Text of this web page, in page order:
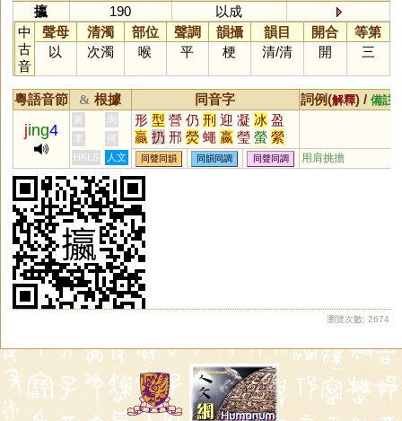
攍
190
以成
中
古
音
聲母 清濁 部位 聲調 韻攝 韻目 開合
等第
以
次濁 喉 平 梗 清/清 開 三
粵語音節 & 根據 同音字 詞例(解釋) / 備註
jing4
黃 周 形 型 營 仍 刑 迎 凝 冰 盈
贏 扔 邢 熒 蠅 嬴 瑩 螢 縈
滎 瀛 楹 硎 嶸 塋 陘 艿 瀅
籯 礽 侀 娙 陾 鉶 濴 謍 鎣
李
何
HKLS
人文 同聲同韻 同韻同調 同聲同調 用肩挑擔
瀏覽次數: 2674